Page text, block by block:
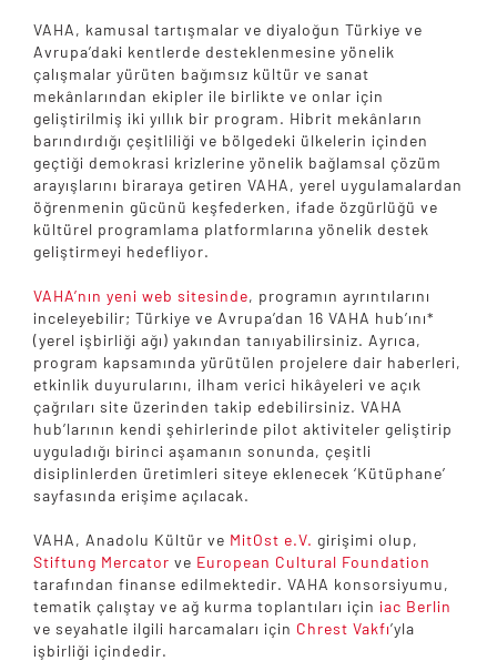
VAHA, kamusal tartışmalar ve diyaloğun Türkiye ve
Avrupa’daki kentlerde desteklenmesine yönelik
çalışmalar yürüten bağımsız kültür ve sanat
mekânlarından ekipler ile birlikte ve onlar için
geliştirilmiş iki yıllık bir program. Hibrit mekânların
barındırdığı çeşitliliği ve bölgedeki ülkelerin içinden
geçtiği demokrasi krizlerine yönelik bağlamsal çözüm
arayışlarını biraraya getiren VAHA, yerel uygulamalardan
öğrenmenin gücünü keşfederken, ifade özgürlüğü ve
kültürel programlama platformlarına yönelik destek
geliştirmeyi hedefliyor.
VAHA’nın yeni web sitesinde, programın ayrıntılarını
inceleyebilir; Türkiye ve Avrupa’dan 16 VAHA hub’ını*
(yerel işbirliği ağı) yakından tanıyabilirsiniz. Ayrıca,
program kapsamında yürütülen projelere dair haberleri,
etkinlik duyurularını, ilham verici hikâyeleri ve açık
çağrıları site üzerinden takip edebilirsiniz. VAHA
hub’larının kendi şehirlerinde pilot aktiviteler geliştirip
uyguladığı birinci aşamanın sonunda, çeşitli
disiplinlerden üretimleri siteye eklenecek ‘Kütüphane’
sayfasında erişime açılacak.
VAHA, Anadolu Kültür ve MitOst e.V. girişimi olup,
Stiftung Mercator ve European Cultural Foundation
tarafından finanse edilmektedir. VAHA konsorsiyumu,
tematik çalıştay ve ağ kurma toplantıları için iac Berlin
ve seyahatle ilgili harcamaları için Chrest Vakfı’yla
işbirliği içindedir.